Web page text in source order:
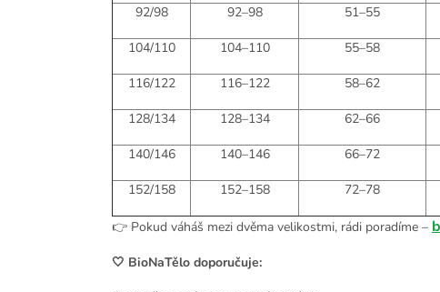
92/98 92–98 51–55
104/110 104–110 55–58
116/122 116–122 58–62
128/134 128–134 62–66
140/146 140–146 66–72
152/158 152–158 72–78
👉 Pokud váháš mezi dvěma velikostmi, rádi poradíme –
🤍 BioNaTělo doporučuje: